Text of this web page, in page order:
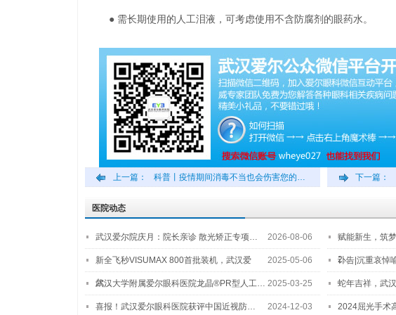
● 需长期使用的人工泪液，可考虑使用不含防腐剂的眼药水。
上一篇： 科普丨疫情期间消毒不当也会伤害您的… 下一篇：
医院动态
武汉爱尔院庆月：院长亲诊 散光矫正专项… 2026-08-06 赋能新生，筑
2…
新全飞秒VISUMAX 800首批装机，武汉爱
尔…
2025-05-06 讣告|沉重哀悼
武汉大学附属爱尔眼科医院龙晶®PR型人工… 2025-03-25 蛇年吉祥，武
喜报！武汉爱尔眼科医院获评中国近视防… 2024-12-03 2024屈光手术